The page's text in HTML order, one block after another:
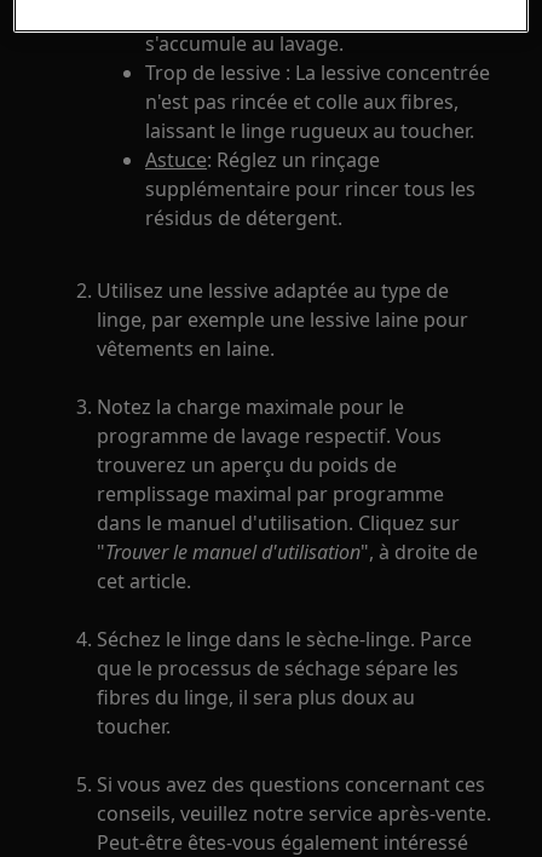
s'accumule au lavage.
Trop de lessive : La lessive concentrée
n'est pas rincée et colle aux fibres,
laissant le linge rugueux au toucher.
Astuce: Réglez un rinçage
supplémentaire pour rincer tous les
résidus de détergent.
Utilisez une lessive adaptée au type de
linge, par exemple une lessive laine pour
vêtements en laine.
Notez la charge maximale pour le
programme de lavage respectif. Vous
trouverez un aperçu du poids de
remplissage maximal par programme
dans le manuel d'utilisation. Cliquez sur
"Trouver le manuel d'utilisation", à droite de
cet article.
Séchez le linge dans le sèche-linge. Parce
que le processus de séchage sépare les
fibres du linge, il sera plus doux au
toucher.
Si vous avez des questions concernant ces
conseils, veuillez notre service après-vente.
Peut-être êtes-vous également intéressé